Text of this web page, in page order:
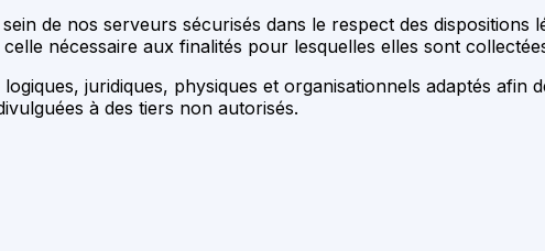
de nos serveurs sécurisés dans le respect des dispositions
nécessaire aux finalités pour lesquelles elles sont
juridiques, physiques et organisationnels adaptés afin
à des tiers non autorisés.